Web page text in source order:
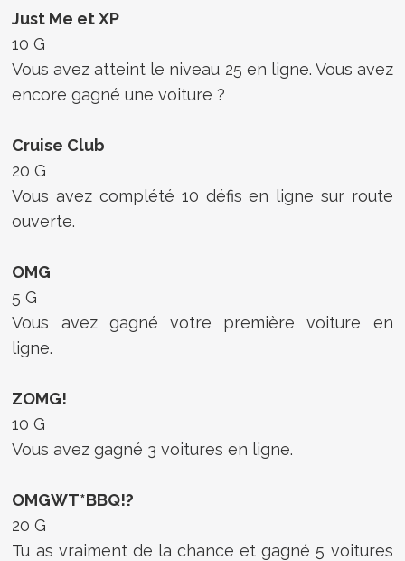
Just Me et XP
10 G
Vous avez atteint le niveau 25 en ligne. Vous avez
encore gagné une voiture ?
Cruise Club
20 G
Vous avez complété 10 défis en ligne sur route
ouverte.
OMG
5 G
Vous avez gagné votre première voiture en
ligne.
ZOMG!
10 G
Vous avez gagné 3 voitures en ligne.
OMGWT*BBQ!?
20 G
Tu as vraiment de la chance et gagné 5 voitures